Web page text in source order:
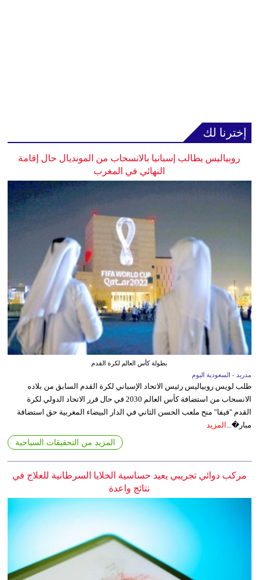
إخترنا لك
روبياليس يطالب إسبانيا بالانسحاب من المونديال حال إقامة
النهائي في المغرب
بطولة كأس العالم لكرة القدم
مدريد - السعودية اليوم
طلب لويس روبياليس رئيس الاتحاد الإسباني لكرة القدم السابق من بلاده
الانسحاب من استضافة كأس العالم 2030 في حال قرر الاتحاد الدولي لكرة
القدم "فيفا" منح ملعب الحسن الثاني في الدار البيضاء المغربية حق استضافة
مبار�... المزيد
المزيد من التحقيقات السياحية
مركب دوائي تجريبي يعيد حساسية الخلايا السرطانية للعلاج في
نتائج واعدة